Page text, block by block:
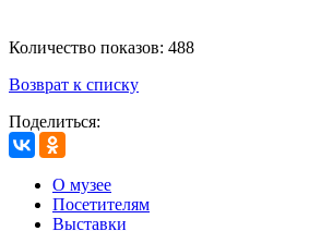
Количество показов: 488
Возврат к списку
Поделиться:
О музее
Посетителям
Выставки